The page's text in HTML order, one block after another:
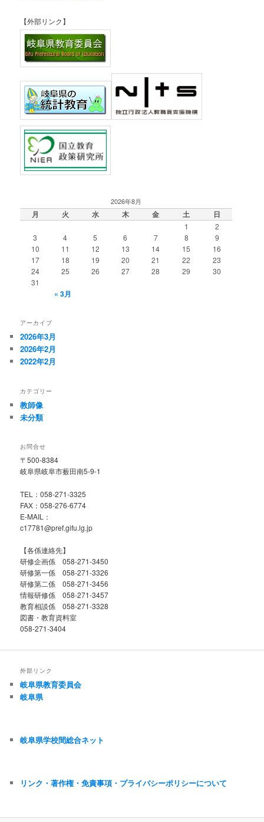
【外部リンク】
2026年8月
月 火 水 木 金 土 日
1
2
3
4 5 6 7 8
9
10
11 12 13 14 15
16
17
18 19 20 21 22
23
24
25 26 27 28 29
30
31
« 3月
アーカイブ
2026年3月
2026年2月
2022年2月
カテゴリー
教師像
未分類
お問合せ
〒500-8384
岐阜県岐阜市薮田南5-9-1
TEL：058-271-3325
FAX：058-276-6774
E-MAIL：
c17781@pref.gifu.lg.jp
【各係連絡先】
研修企画係 058-271-3450
研修第一係 058-271-3326
研修第二係 058-271-3456
情報研修係 058-271-3457
教育相談係 058-271-3328
図書・教育資料室
058-271-3404
外部リンク
岐阜県教育委員会
岐阜県
岐阜県学校間総合ネット
リンク・著作権・免責事項・プライバシーポリシーについて